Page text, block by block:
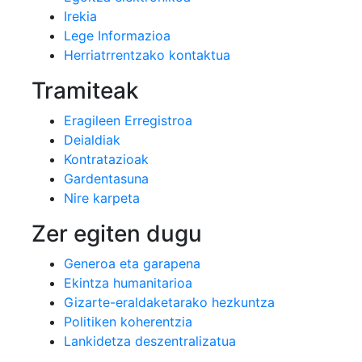
Irekia
Lege Informazioa
Herriatrrentzako kontaktua
Tramiteak
Eragileen Erregistroa
Deialdiak
Kontratazioak
Gardentasuna
Nire karpeta
Zer egiten dugu
Generoa eta garapena
Ekintza humanitarioa
Gizarte-eraldaketarako hezkuntza
Politiken koherentzia
Lankidetza deszentralizatua